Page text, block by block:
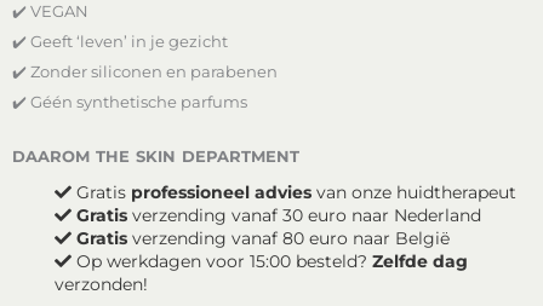
aantal
✔️ VEGAN
✔️ Geeft ‘leven’ in je gezicht
✔️ Zonder siliconen en parabenen
✔️ Géén synthetische parfums
daarom the skin department
Gratis professioneel advies van onze huidtherapeut
Gratis verzending vanaf 30 euro naar Nederland
Gratis verzending vanaf 80 euro naar België
Op werkdagen voor 15:00 besteld? Zelfde dag
verzonden!